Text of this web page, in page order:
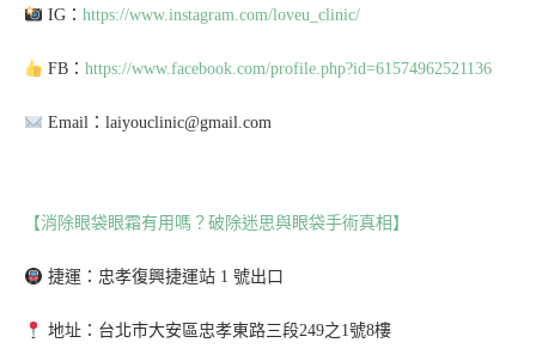
IG： https://www.instagram.com/loveu_clinic/
FB： https://www.facebook.com/profile.php?id=61574962521136
Email：laiyouclinic@gmail.com
【消除眼袋眼霜有用嗎？破除迷思與眼袋手術真相】
捷運：忠孝復興捷運站 1 號出口
地址：台北市大安區忠孝東路三段249之1號8樓